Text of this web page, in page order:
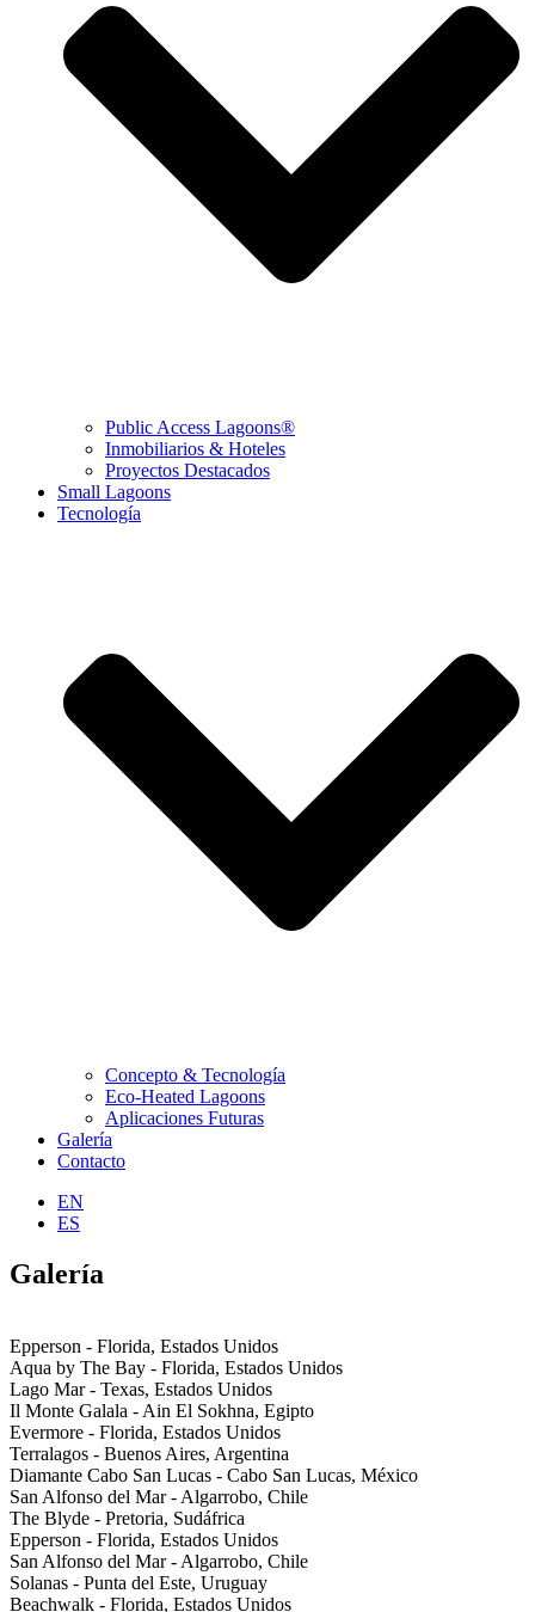
Public Access Lagoons®
Inmobiliarios & Hoteles
Proyectos Destacados
Small Lagoons
Tecnología
Concepto & Tecnología
Eco-Heated Lagoons
Aplicaciones Futuras
Galería
Contacto
EN
ES
Galería
Epperson - Florida, Estados Unidos
Aqua by The Bay - Florida, Estados Unidos
Lago Mar - Texas, Estados Unidos
Il Monte Galala - Ain El Sokhna, Egipto
Evermore - Florida, Estados Unidos
Terralagos - Buenos Aires, Argentina
Diamante Cabo San Lucas - Cabo San Lucas, México
San Alfonso del Mar - Algarrobo, Chile
The Blyde - Pretoria, Sudáfrica
Epperson - Florida, Estados Unidos
San Alfonso del Mar - Algarrobo, Chile
Solanas - Punta del Este, Uruguay
Beachwalk - Florida, Estados Unidos